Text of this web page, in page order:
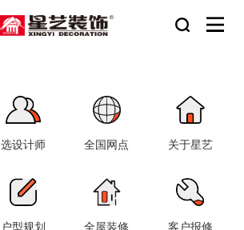
选设计师 全国网点 关于星艺
户型规划 全屋装修 客户报修